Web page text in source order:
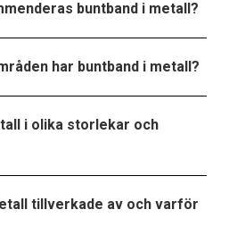
buntband i metall?
har buntband i metall?
i olika storlekar och
tillverkade av och varför